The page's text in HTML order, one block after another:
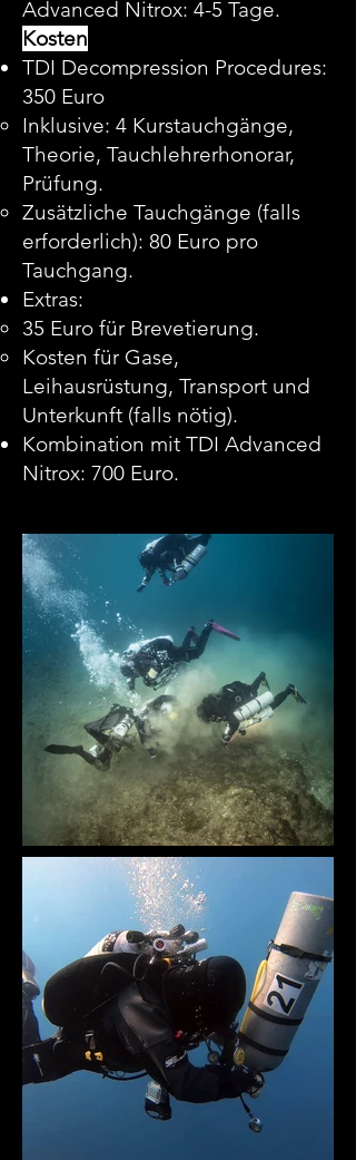
Advanced Nitrox: 4-5 Tage.
Kosten
TDI Decompression Procedures:
350 Euro
Inklusive: 4 Kurstauchgänge,
Theorie, Tauchlehrerhonorar,
Prüfung.
Zusätzliche Tauchgänge (falls
erforderlich): 80 Euro pro
Tauchgang.
Extras:
35 Euro für Brevetierung.
Kosten für Gase,
Leihausrüstung, Transport und
Unterkunft (falls nötig).
Kombination mit TDI Advanced
Nitrox: 700 Euro.